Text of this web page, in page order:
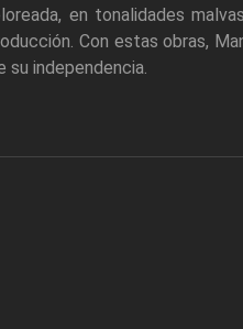
en tonalidades
Con estas obras,
independencia.